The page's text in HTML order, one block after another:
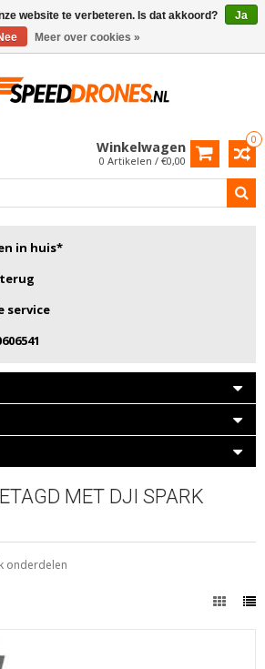
0
Winkelwagen
0 Artikelen / €0,00
in huis*
service
MET DJI SPARK
onderdelen
website te verbeteren. Is dat akkoord?
Ja
Meer over cookies »